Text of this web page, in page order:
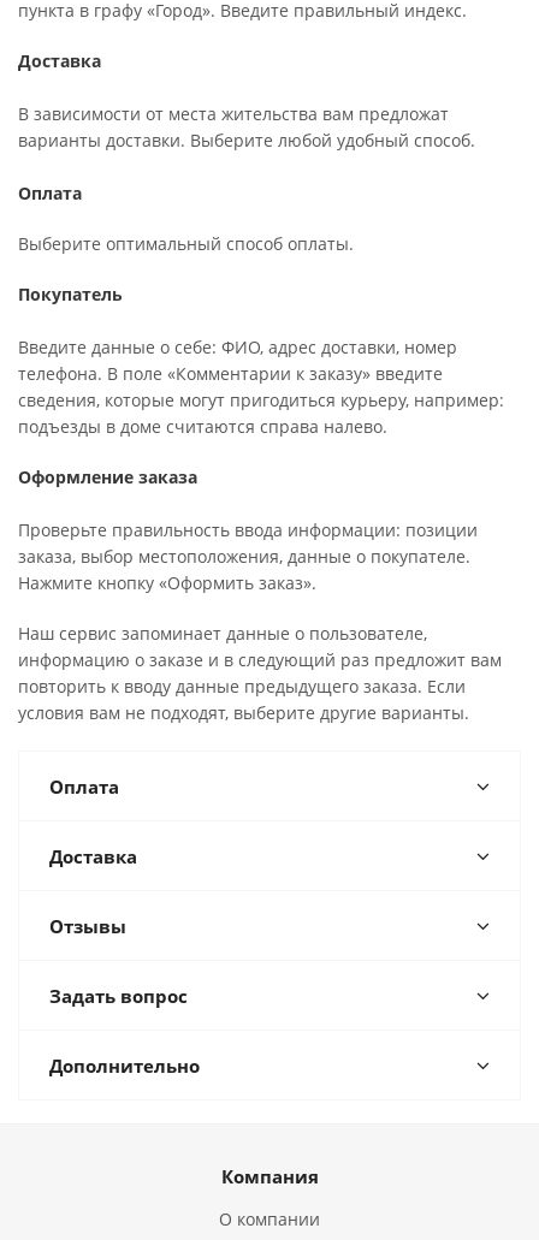
пункта в графу «Город». Введите правильный индекс.
Доставка
В зависимости от места жительства вам предложат
варианты доставки. Выберите любой удобный способ.
Оплата
Выберите оптимальный способ оплаты.
Покупатель
Введите данные о себе: ФИО, адрес доставки, номер
телефона. В поле «Комментарии к заказу» введите
сведения, которые могут пригодиться курьеру, например:
подъезды в доме считаются справа налево.
Оформление заказа
Проверьте правильность ввода информации: позиции
заказа, выбор местоположения, данные о покупателе.
Нажмите кнопку «Оформить заказ».
Наш сервис запоминает данные о пользователе,
информацию о заказе и в следующий раз предложит вам
повторить к вводу данные предыдущего заказа. Если
условия вам не подходят, выберите другие варианты.
Оплата
Доставка
Отзывы
Задать вопрос
Дополнительно
Компания
О компании